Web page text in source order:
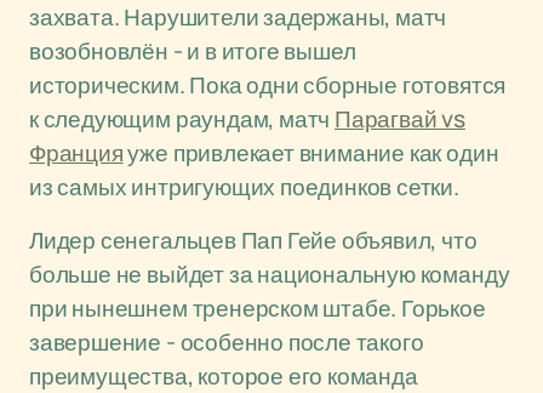
захвата. Нарушители задержаны, матч
возобновлён - и в итоге вышел
историческим. Пока одни сборные готовятся
к следующим раундам, матч Парагвай vs
Францияуже привлекает внимание как один
из самых интригующих поединков сетки.
Лидер сенегальцев Пап Гейе объявил, что
больше не выйдет за национальную команду
при нынешнем тренерском штабе. Горькое
завершение - особенно после такого
преимущества, которое его команда